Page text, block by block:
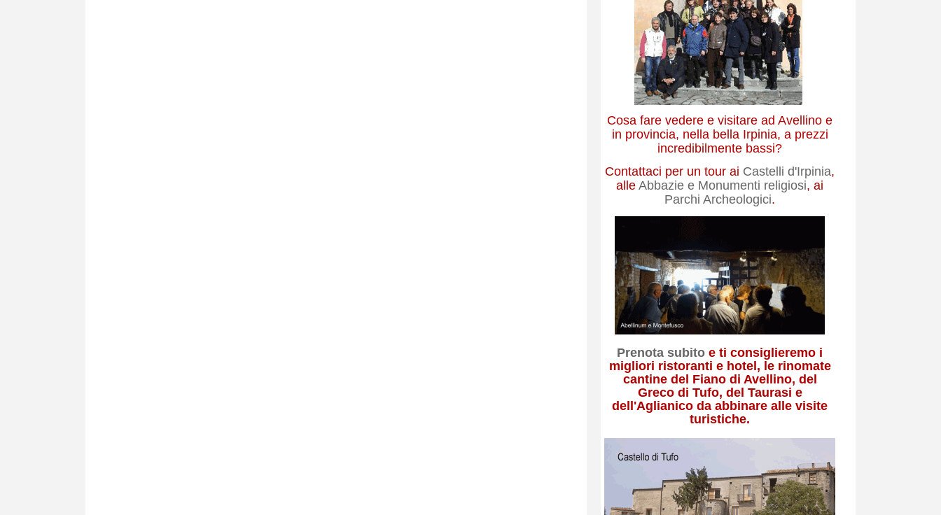
Cosa fare vedere e visitare ad Avellino e
in provincia, nella bella Irpinia, a prezzi
incredibilmente bassi?
Contattaci per un tour ai Castelli d'Irpinia,
alle Abbazie e Monumenti religiosi, ai
Parchi Archeologici.
Prenota subito e ti consiglieremo i
migliori ristoranti e hotel, le rinomate
cantine del Fiano di Avellino, del
Greco di Tufo, del Taurasi e
dell'Aglianico da abbinare alle visite
turistiche.